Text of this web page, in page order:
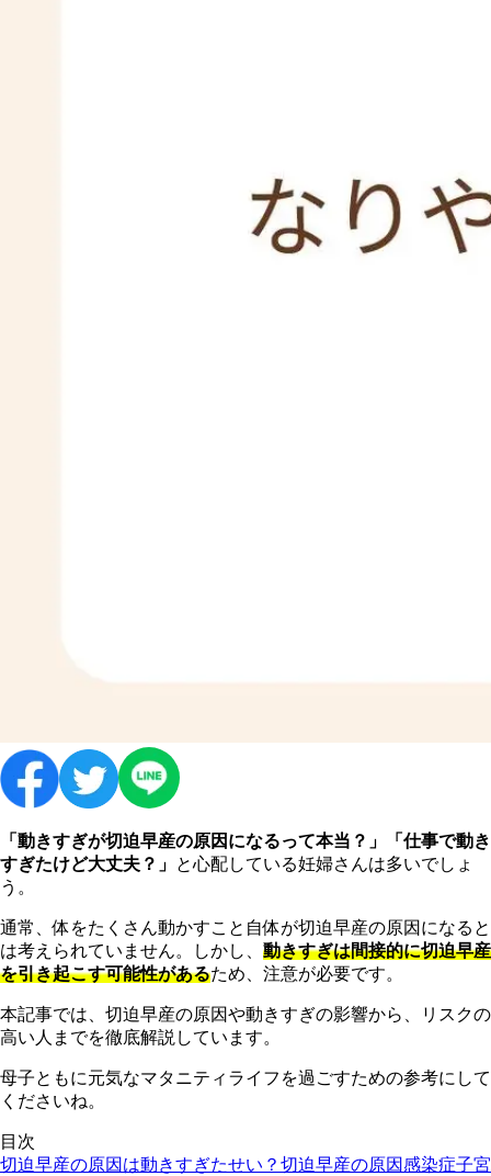
「動きすぎが切迫早産の原因になるって本当？」「仕事で動き
すぎたけど大丈夫？」 と心配している妊婦さんは多いでしょ
う。
通常、体をたくさん動かすこと自体が切迫早産の原因になると
は考えられていません。しかし、 動きすぎは間接的に切迫早産
を引き起こす可能性があるため、注意が必要です。
本記事では、切迫早産の原因や動きすぎの影響から、リスクの
高い人までを徹底解説しています。
母子ともに元気なマタニティライフを過ごすための参考にして
くださいね。
目次
切迫早産の原因は動きすぎたせい？ 切迫早産の原因感染症子宮